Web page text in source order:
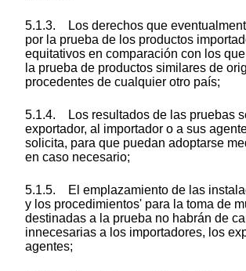
5.1.3. Los derechos que
por la prueba de los productos
equitativos en comparación con los
la prueba de productos similares de
procedentes de cualquier otro país;
5.1.4. Los resultados de las pruebas
exportador, al importador o a sus
solicita, para que puedan adoptarse
en caso necesario;
5.1.5. El emplazamiento de las
y los procedimientos' para la toma de
destinadas a la prueba no habrán de
innecesarias a los importadores, los
agentes;